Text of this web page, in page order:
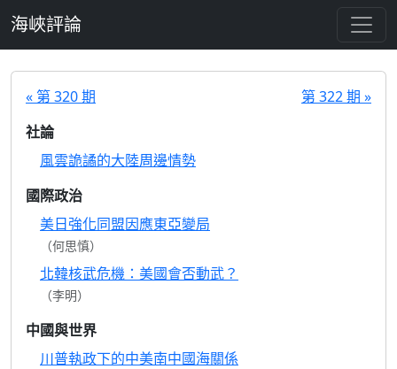
海峽評論
« 第 320 期
第 322 期 »
社論
風雲詭譎的大陸周邊情勢
國際政治
美日強化同盟因應東亞變局
（何思慎）
北韓核武危機：美國會否動武？
（李明）
中國與世界
川普執政下的中美南中國海關係